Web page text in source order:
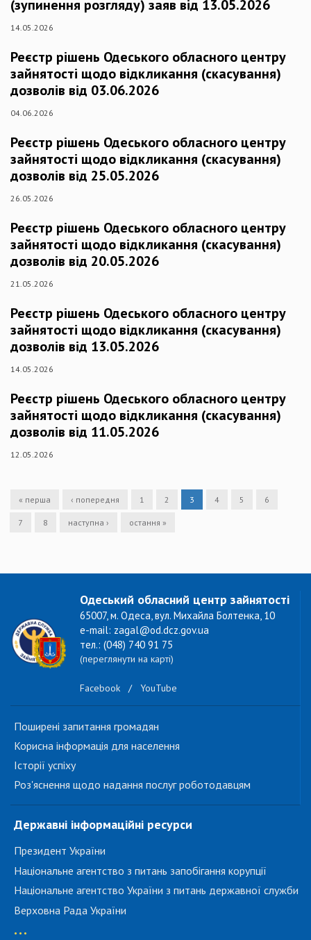
(зупинення розгляду) заяв від 13.05.2026
14.05.2026
Реєстр рішень Одеського обласного центру
зайнятості щодо відкликання (скасування)
дозволів від 03.06.2026
04.06.2026
Реєстр рішень Одеського обласного центру
зайнятості щодо відкликання (скасування)
дозволів від 25.05.2026
26.05.2026
Реєстр рішень Одеського обласного центру
зайнятості щодо відкликання (скасування)
дозволів від 20.05.2026
21.05.2026
Реєстр рішень Одеського обласного центру
зайнятості щодо відкликання (скасування)
дозволів від 13.05.2026
14.05.2026
Реєстр рішень Одеського обласного центру
зайнятості щодо відкликання (скасування)
дозволів від 11.05.2026
12.05.2026
« перша ‹ попередня 1 2 3 4 5 6
7 8 наступна › остання »
Одеський обласний центр зайнятості
65007, м. Одеса, вул. Михайла Болтенка, 10
e-mail: zagal@od.dcz.gov.ua
тел.: (048) 740 91 75
(переглянути на карті)
Facebook / YouTube
Поширені запитання громадян
Корисна інформація для населення
Історії успіху
Роз'яснення щодо надання послуг роботодавцям
Державні інформаційні ресурси
Президент України
Національне агентство з питань запобігання корупції
Національне агентство України з питань державної служби
Верховна Рада України
...